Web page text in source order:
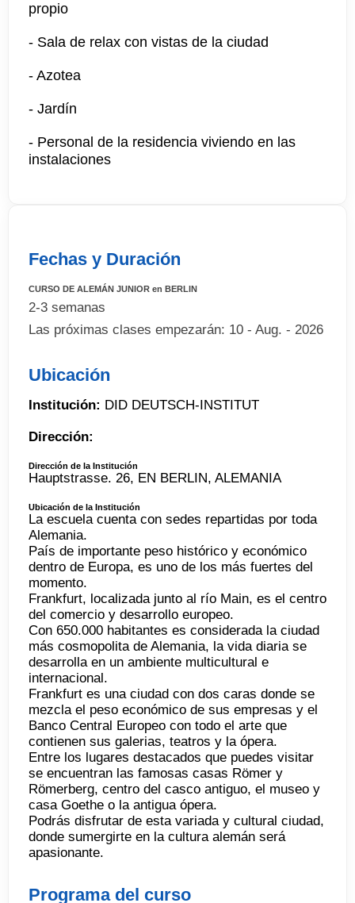
propio
- Sala de relax con vistas de la ciudad
- Azotea
- Jardín
- Personal de la residencia viviendo en las
instalaciones
Fechas y Duración
CURSO DE ALEMÁN JUNIOR en BERLIN
2-3 semanas
Las próximas clases empezarán: 10 - Aug. - 2026
Ubicación
Institución: DID DEUTSCH-INSTITUT
Dirección:
Dirección de la Institución
Hauptstrasse. 26, EN BERLIN, ALEMANIA
Ubicación de la Institución
La escuela cuenta con sedes repartidas por toda
Alemania.
País de importante peso histórico y económico
dentro de Europa, es uno de los más fuertes del
momento.
Frankfurt, localizada junto al río Main, es el centro
del comercio y desarrollo europeo.
Con 650.000 habitantes es considerada la ciudad
más cosmopolita de Alemania, la vida diaria se
desarrolla en un ambiente multicultural e
internacional.
Frankfurt es una ciudad con dos caras donde se
mezcla el peso económico de sus empresas y el
Banco Central Europeo con todo el arte que
contienen sus galerias, teatros y la ópera.
Entre los lugares destacados que puedes visitar
se encuentran las famosas casas Römer y
Römerberg, centro del casco antiguo, el museo y
casa Goethe o la antigua ópera.
Podrás disfrutar de esta variada y cultural ciudad,
donde sumergirte en la cultura alemán será
apasionante.
Programa del curso